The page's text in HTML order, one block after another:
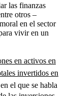
las finanzas
otros –
en el sector
vivir en un
en activos en
invertidos en
el que se habla